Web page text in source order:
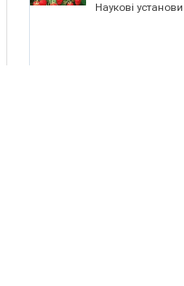
Наукові установи